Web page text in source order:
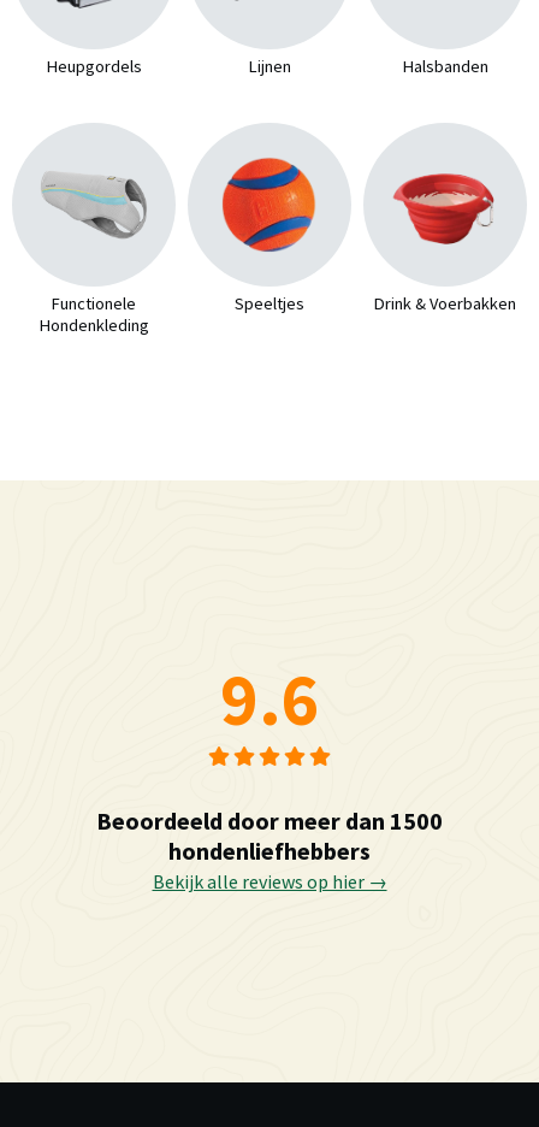
Heupgordels Lijnen Halsbanden
Functionele
Hondenkleding
Speeltjes Drink & Voerbakken
9.6
Beoordeeld door meer dan 1500
hondenliefhebbers
Bekijk alle reviews op hier →